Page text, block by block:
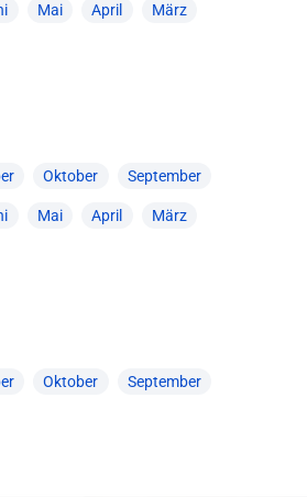
Mai April März
Oktober September
Mai April März
Oktober September